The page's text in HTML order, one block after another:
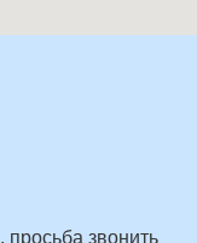
просьба звонить